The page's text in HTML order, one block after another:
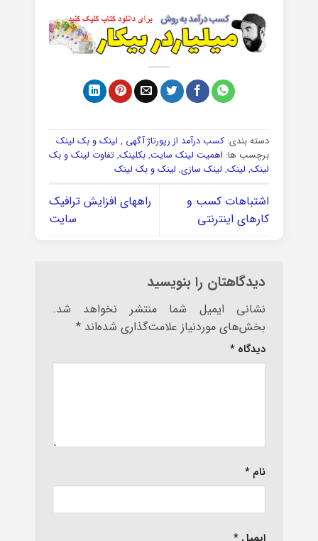
دسته بندی: کسب درآمد از رپورتاژ آگهی , لینک و بک لینک
برچسب ها: اهمیت لینک سایت, بکلینک, تفاوت لینک و بک
لینک, لینک, لینک سازی, لینک و بک لینک
اشتباهات کسب و
کارهای اینترنتی
راههای افزایش ترافیک
سایت
دیدگاهتان را بنویسید
نشانی ایمیل شما منتشر نخواهد شد.
بخش‌های موردنیاز علامت‌گذاری شده‌اند *
دیدگاه *
نام *